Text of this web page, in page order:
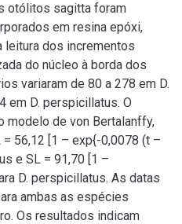
otólitos sagitta foram
em resina epóxi,
leitura dos incrementos
do núcleo à borda dos
variaram de 80 a 278 em D.
em D. perspicillatus. O
de von Bertalanffy,
56,12 [1 – exp{-0,0078 (t –
e SL = 91,70 [1 –
D. perspicillatus. As datas
ambas as espécies
Os resultados indicam